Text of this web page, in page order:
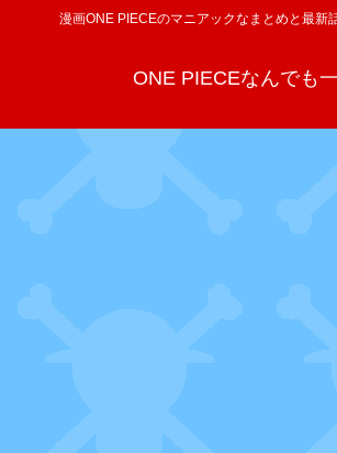
漫画ONE PIECEのマニアックなまとめと最新
ONE PIECEなんでも